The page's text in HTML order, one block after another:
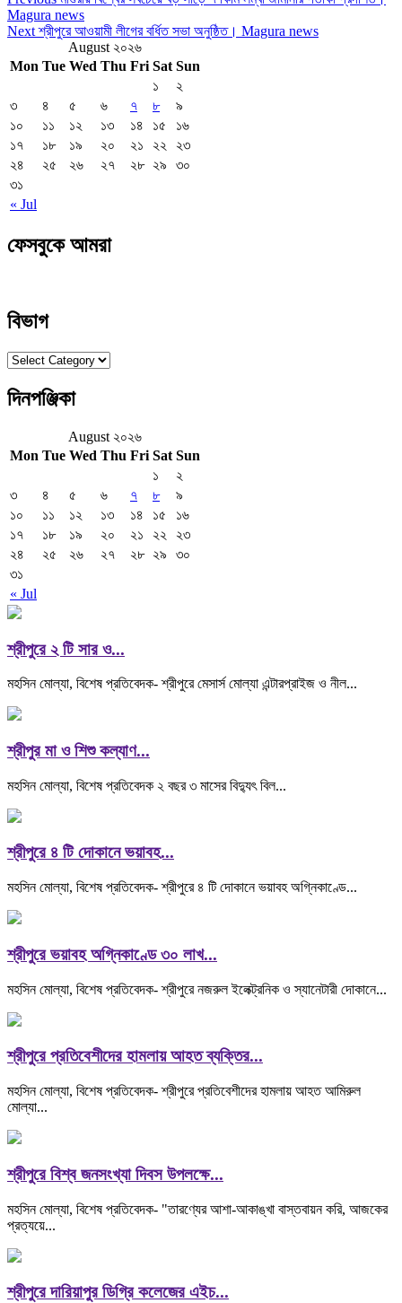
navigation
Post
Magura news
Next
Next শ্রীপুরে আওয়ামী লীগের বর্ধিত সভা অনুষ্ঠিত। Magura news
August ২০২৬
Mon Tue Wed Thu Fri Sat Sun
« Jul
১
২
৩
৪ ৫ ৬ ৭ ৮
৯
১০
১১ ১২ ১৩ ১৪ ১৫
১৬
১৭
১৮ ১৯ ২০ ২১ ২২
২৩
২৪
২৫ ২৬ ২৭ ২৮ ২৯
৩০
৩১
ফেসবুকে আমরা
বিভাগ
বিভাগ
দিনপঞ্জিকা
August ২০২৬
Mon Tue Wed Thu Fri Sat Sun
« Jul
১
২
৩
৪ ৫ ৬ ৭ ৮
৯
১০
১১ ১২ ১৩ ১৪ ১৫
১৬
১৭
১৮ ১৯ ২০ ২১ ২২
২৩
২৪
২৫ ২৬ ২৭ ২৮ ২৯
৩০
৩১
শ্রীপুরে ২ টি সার ও...
মহসিন মোল্যা, বিশেষ প্রতিবেদক- শ্রীপুরে মেসার্স মোল্যা এন্টারপ্রাইজ ও নীল...
শ্রীপুর মা ও শিশু কল্যাণ...
মহসিন মোল্যা, বিশেষ প্রতিবেদক ২ বছর ৩ মাসের বিদ্যুৎ বিল...
শ্রীপুরে ৪ টি দোকানে ভয়াবহ...
মহসিন মোল্যা, বিশেষ প্রতিবেদক- শ্রীপুরে ৪ টি দোকানে ভয়াবহ অগ্নিকাণ্ডে...
শ্রীপুরে ভয়াবহ অগ্নিকাণ্ডে ৩০ লাখ...
মহসিন মোল্যা, বিশেষ প্রতিবেদক- শ্রীপুরে নজরুল ইলেক্ট্রনিক ও স্যানেটারী দোকানে...
শ্রীপুরে প্রতিবেশীদের হামলায় আহত ব্যক্তির...
মহসিন মোল্যা, বিশেষ প্রতিবেদক- শ্রীপুরে প্রতিবেশীদের হামলায় আহত আমিরুল
মোল্যা...
শ্রীপুরে বিশ্ব জনসংখ্যা দিবস উপলক্ষে...
মহসিন মোল্যা, বিশেষ প্রতিবেদক- "তারণ্যের আশা-আকাঙ্খা বাস্তবায়ন করি, আজকের
প্রত্যয়ে...
শ্রীপুরে দারিয়াপুর ডিগ্রি কলেজের এইচ...